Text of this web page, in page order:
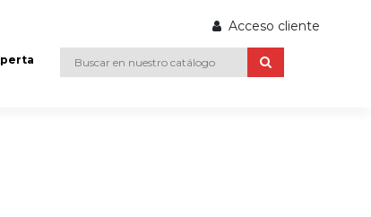
Acceso cliente